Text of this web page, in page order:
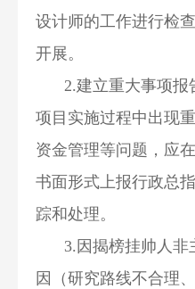
设计师的工作进行检
开展。
2.建立重大事项报
项目实施过程中出现
资金管理等问题，应
书面形式上报行政总
踪和处理。
3.因揭榜挂帅人
因（研究路线不合理